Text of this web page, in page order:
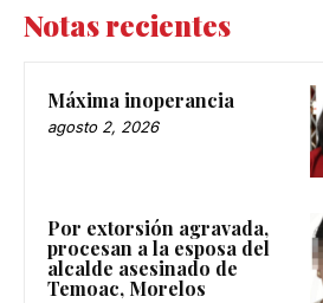
Notas recientes
Máxima inoperancia
agosto 2, 2026
Por extorsión agravada,
procesan a la esposa del
alcalde asesinado de
Temoac, Morelos